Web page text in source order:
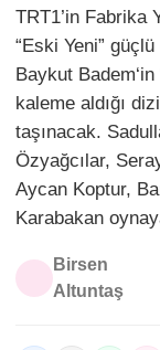
TRT1’in Fabrika
“Eski Yeni”
Baykut
kaleme aldığı
taşınacak.
Özyağcılar,
Aycan Koptur,
Karabakan
Birsen
Altuntaş